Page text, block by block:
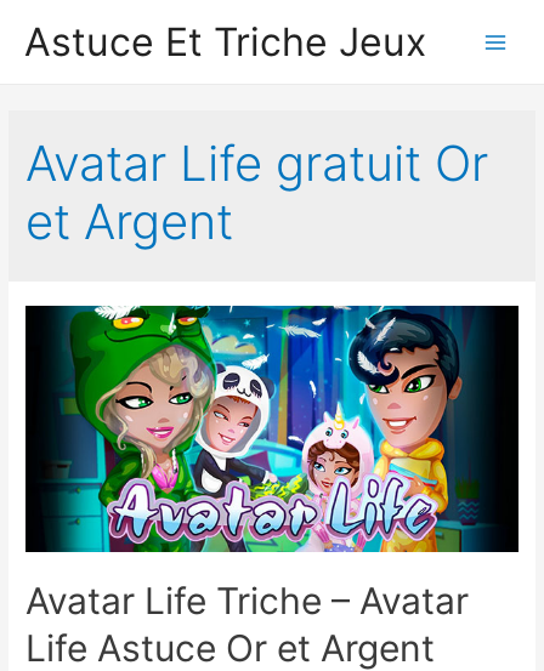
Astuce Et Triche Jeux
Avatar Life gratuit Or
et Argent
Avatar Life Triche – Avatar
Life Astuce Or et Argent